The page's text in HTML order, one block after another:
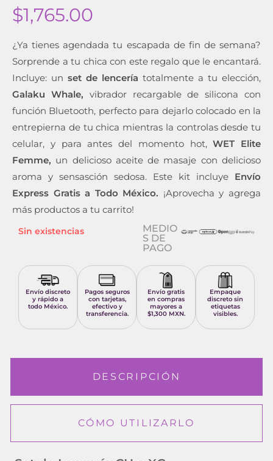
$1,765.00
¿Ya tienes agendada tu escapada de fin de semana?
Sorprende a tu chica con este regalo que le encantará.
Incluye: un set de lencería totalmente a tu elección,
Galaku Whale, vibrador recargable de silicona con
función Bluetooth, perfecto para dejarlo colocado en la
entrepierna de tu chica mientras la controlas desde tu
celular, y para antes del momento hot,WET Elite
Femme, un delicioso aceite de masaje con delicioso
aroma y sensasción sedosa. Este kit incluye Envío
Express Gratis a Todo México. ¡Aprovecha y agrega
más productos a tu carrito!
Sin existencias
MEDIO
S DE
PAGO
Envío discreto
y rápido a
todo México.
Pagos seguros
con tarjetas,
efectivo y
transferencia.
Envío gratis
en compras
mayores a
$1,300 MXN.
Empaque
discreto sin
etiquetas
visibles.
DESCRIPCIÓN
CÓMO UTILIZARLO